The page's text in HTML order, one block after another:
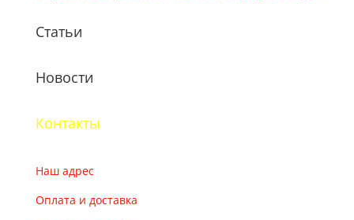
Статьи
Новости
Контакты
Наш адрес
Оплата и доставка